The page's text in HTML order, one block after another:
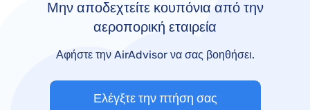
Μην αποδεχτείτε κουπόνια από την
αεροπορική εταιρεία
Αφήστε την AirAdvisor να σας βοηθήσει.
Ελέγξτε την πτήση σας